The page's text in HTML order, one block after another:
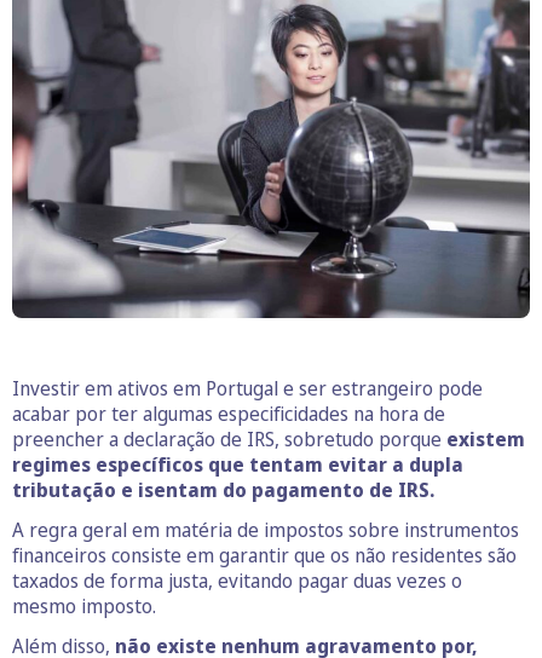
Investir em ativos em Portugal e ser estrangeiro pode
acabar por ter algumas especificidades na hora de
preencher a declaração de IRS, sobretudo porque existem
regimes específicos que tentam evitar a dupla
tributação e isentam do pagamento de IRS.
A regra geral em matéria de impostos sobre instrumentos
financeiros consiste em garantir que os não residentes são
taxados de forma justa, evitando pagar duas vezes o
mesmo imposto.
Além disso, não existe nenhum agravamento por,